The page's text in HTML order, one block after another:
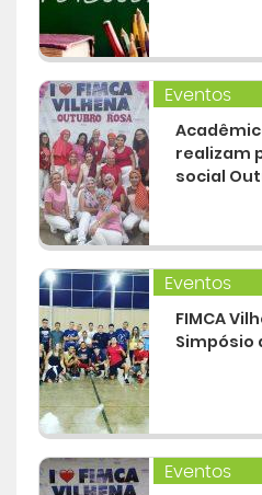
Cursos dePós e
Cursos deEAD
Clínicas de
Bolsas e Benefícios
Eventos
realizam
social
Eventos
FIMCA
Simpósio
Eventos